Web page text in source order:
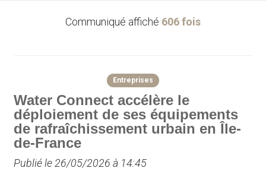
Communiqué affiché 606 fois
Entreprises
Water Connect accélère le
déploiement de ses équipements
de rafraîchissement urbain en Île-
de-France
Publié le 26/05/2026 à 14:45